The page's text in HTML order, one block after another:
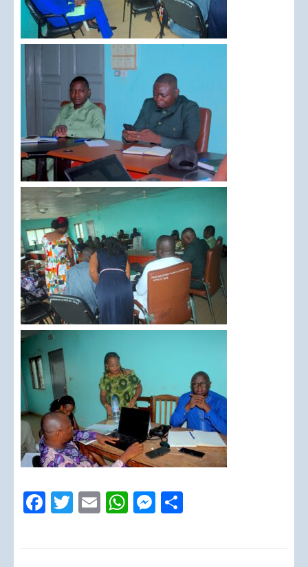
Facebook
Twitter
EmailWhatsApp
Messenger